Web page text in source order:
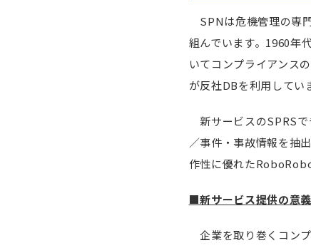
SPNは危機管理の専
組んでいます。1960年
いてコンプライアンス
が反社DBを利用してい
新サービスのSPRSで
／事件・事故情報を抽
作性に優れた
■新サービス提供の意
企業を取り巻くコン